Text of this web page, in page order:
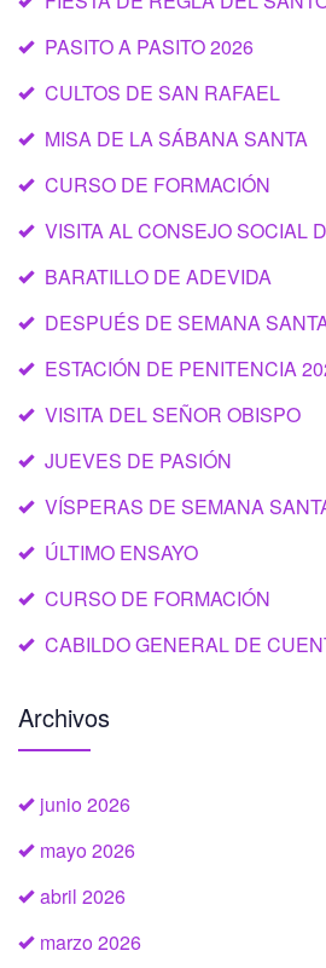
PASITO A PASITO 2026
CULTOS DE SAN RAFAEL
MISA DE LA SÁBANA SANTA
CURSO DE FORMACIÓN
VISITA AL CONSEJO SOCIAL
BARATILLO DE ADEVIDA
DESPUÉS DE SEMANA
ESTACIÓN DE PENITENCIA
VISITA DEL SEÑOR OBISPO
JUEVES DE PASIÓN
VÍSPERAS DE SEMANA
ÚLTIMO ENSAYO
CURSO DE FORMACIÓN
CABILDO GENERAL DE
Archivos
junio 2026
mayo 2026
abril 2026
marzo 2026